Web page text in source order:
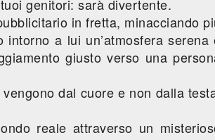
genitori: sarà divertente.
in fretta, minacciando
a lui un’atmosfera serena
giusto verso una
dal cuore e non dalla
reale attraverso un